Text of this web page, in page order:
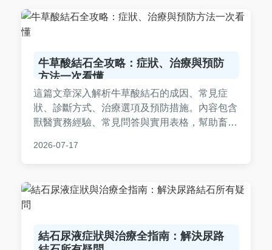
牛草酸結石全攻略：症狀、治療與預防
方法一次看懂
這篇文章深入解析牛草酸結石的成因、常見症
狀、診斷方式、治療選項及預防措施。內容包含
獸醫實務經驗、常見問答與實用表格，幫助畜牧
台灣繁體撰寫，提供接地氣的建議。
2026-07-17
結石尿液症狀與治療全指南：解決尿路